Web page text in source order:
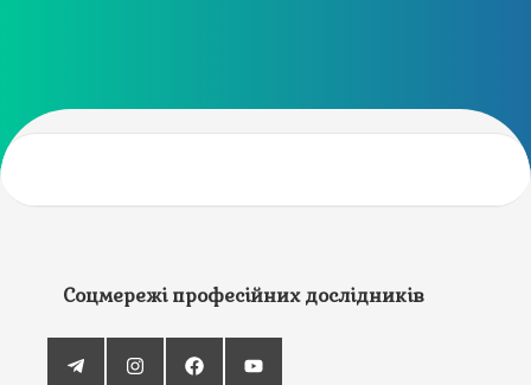
Соцмережі професійних дослідників